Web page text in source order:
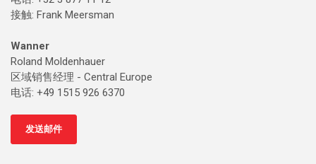
接触: Frank Meersman
Wanner
Roland Moldenhauer
区域销售经理 - Central Europe
电话: +49 1515 926 6370
发送邮件